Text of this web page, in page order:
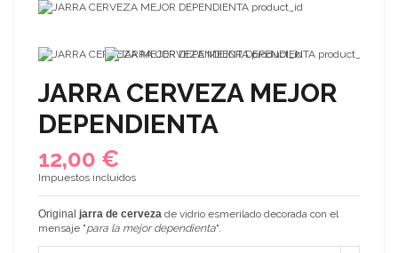
JARRA CERVEZA MEJOR
DEPENDIENTA
12,00 €
Impuestos incluidos
Original jarra de cerveza de vidrio esmerilado decorada con el
mensaje "para la mejor dependienta".